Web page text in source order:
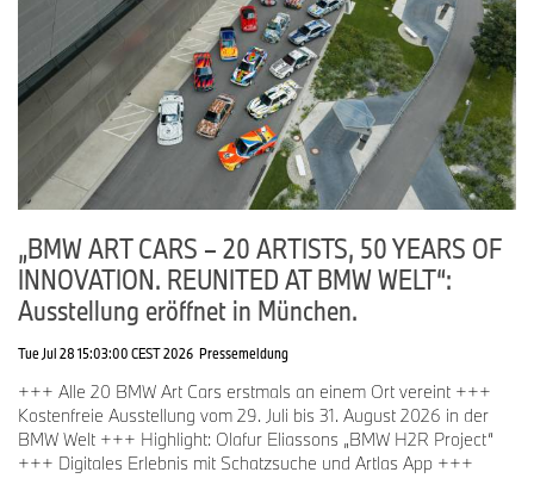
„BMW ART CARS – 20 ARTISTS, 50 YEARS OF
INNOVATION. REUNITED AT BMW WELT“:
Ausstellung eröffnet in München.
Tue Jul 28 15:03:00 CEST 2026 Pressemeldung
+++ Alle 20 BMW Art Cars erstmals an einem Ort vereint +++
Kostenfreie Ausstellung vom 29. Juli bis 31. August 2026 in der
BMW Welt +++ Highlight: Olafur Eliassons „BMW H2R Project“
+++ Digitales Erlebnis mit Schatzsuche und Artlas App +++